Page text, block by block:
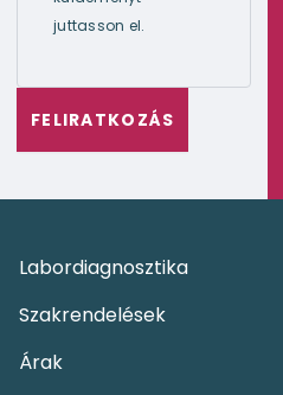
juttasson el.
Labordiagnosztika
Szakrendelések
Árak